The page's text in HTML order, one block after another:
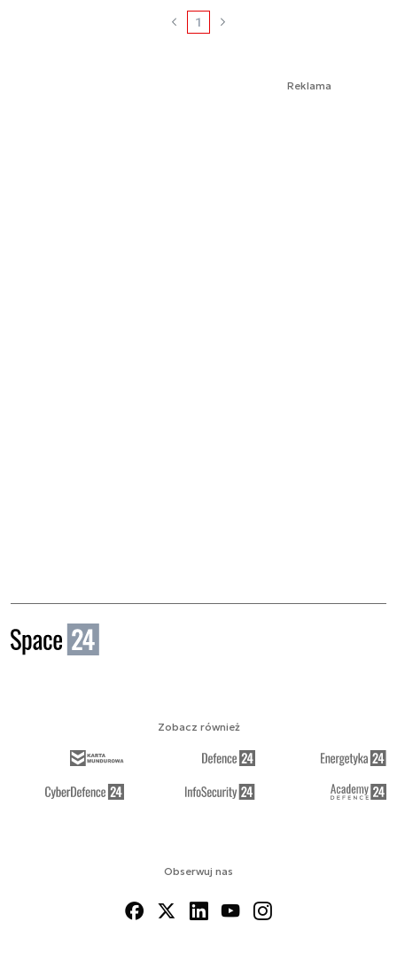
1
Reklama
Obserwuj nas
Zobacz również